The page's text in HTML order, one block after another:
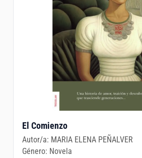
El Comienzo
Autor/a: MARIA ELENA PEÑALVER
Género: Novela